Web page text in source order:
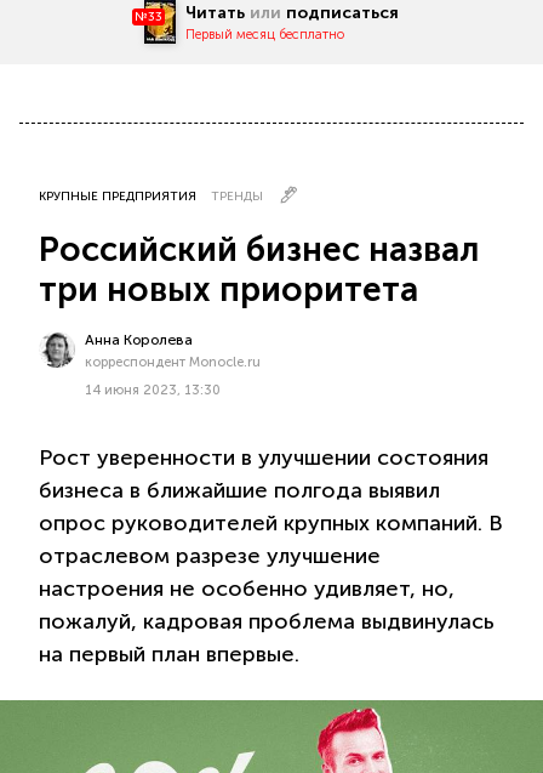
№33 Читать или подписаться
Первый месяц бесплатно
КРУПНЫЕ ПРЕДПРИЯТИЯ ТРЕНДЫ
Российский бизнес назвал
три новых приоритета
Анна Королева
корреспондент Monocle.ru
14 июня 2023, 13:30
Рост уверенности в улучшении состояния
бизнеса в ближайшие полгода выявил
опрос руководителей крупных компаний. В
отраслевом разрезе улучшение
настроения не особенно удивляет, но,
пожалуй, кадровая проблема выдвинулась
на первый план впервые.